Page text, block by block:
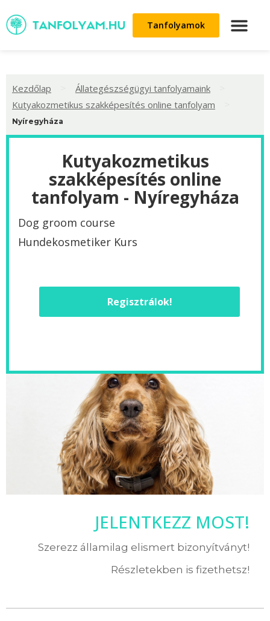
Tanfolyamok
Kezdőlap Állategészségügyi tanfolyamaink
Kutyakozmetikus szakképesítés online tanfolyam
Nyíregyháza
Kutyakozmetikus
szakképesítés online
tanfolyam - Nyíregyháza
Dog groom course
Hundekosmetiker Kurs
Regisztrálok!
JELENTKEZZ MOST!
Szerezz államilag elismert bizonyítványt!
Részletekben is fizethetsz!